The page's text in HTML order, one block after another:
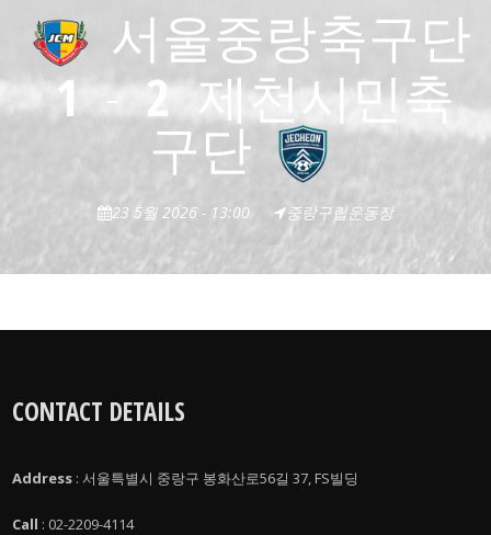
서울중랑축구단
1 - 2 제천시민축
구단
23 5월 2026 - 13:00 중랑구립운동장
CONTACT DETAILS
Address : 서울특별시 중랑구 봉화산로56길 37, FS빌딩
Call : 02-2209-4114